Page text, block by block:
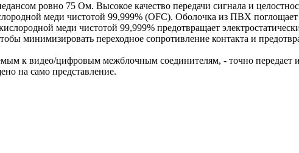
ровно 75 Ом. Высокое качество передачи сигнала и
меди чистотой 99,999% (OFC). Оболочка из ПВХ
меди чистотой 99,999% предотвращает
минимизировать переходное сопротивление контакта и
к видео/цифровым межблочным соединителям, - точно
на само представление.